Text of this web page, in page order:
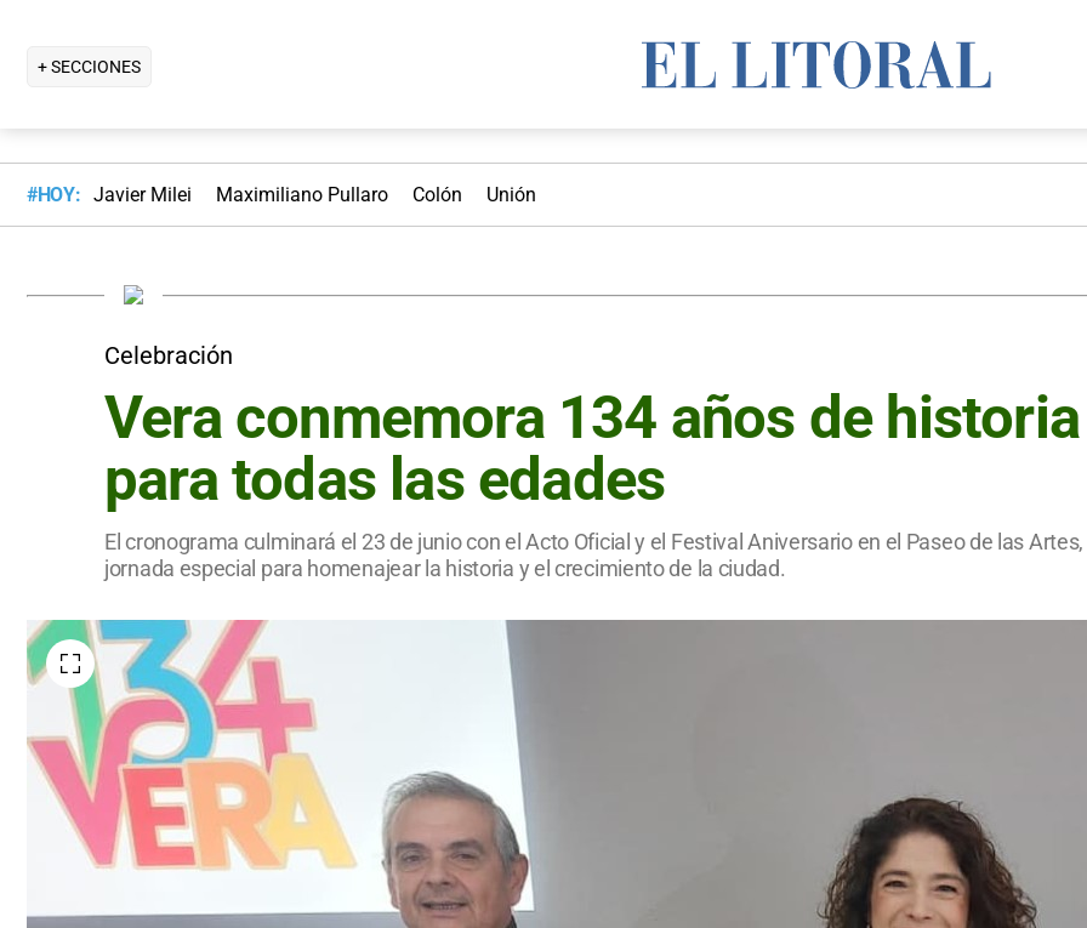
+ SECCIONES
#HOY: Javier Milei Maximiliano Pullaro Colón Unión
Celebración
Vera conmemora 134 años de
para todas las edades
El cronograma culminará el 23 de junio con el Acto Oficial y el Festival Aniversario en el Paseo de las
jornada especial para homenajear la historia y el crecimiento de la ciudad.